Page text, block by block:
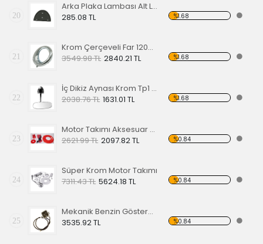
20
Arka Plaka Lambası Alt Lastiği 1200
285.08 TL
%1.68
21
Krom Çerçeveli Far 1200 60-67
3549.98 TL 2840.21 TL %1.68
22
İç Dikiz Aynası Krom Tp1 58-64
2038.76 TL 1631.01 TL %1.68
23
Motor Takımı Aksesuar Kiti Kırmızı
2621.99 TL 2097.82 TL %0.84
24
Süper Krom Motor Takımı
7311.43 TL 5624.18 TL %0.84
25
Mekanik Benzin Göstergesi 1962-1967 Model OE 113919029
3535.92 TL
%0.84